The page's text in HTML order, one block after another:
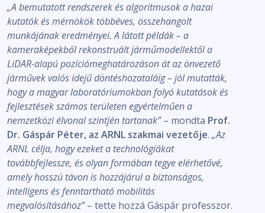
„A bemutatott rendszerek és algoritmusok a hazai
kutatók és mérnökök többéves, összehangolt
munkájának eredményei. A látott példák – a
kameraképekből rekonstruált járműmodellektől a
LiDAR-alapú pozíciómeghatározáson át az önvezető
járművek valós idejű döntéshozataláig – jól mutatták,
hogy a magyar laboratóriumokban folyó kutatások és
fejlesztések számos területen egyértelműen a
nemzetközi élvonal szintjén tartanak”– mondta Prof.
Dr. Gáspár Péter, az ARNL szakmai vezetője. „Az
ARNL célja, hogy ezeket a technológiákat
továbbfejlessze, és olyan formában tegye elérhetővé,
amely hosszú távon is hozzájárul a biztonságos,
intelligens és fenntartható mobilitás
megvalósításához”– tette hozzá Gáspár professzor.